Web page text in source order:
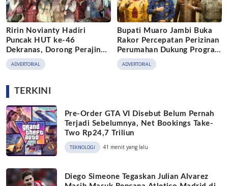
Ririn Novianty Hadiri
Puncak HUT ke-46
Dekranas, Dorong Perajin
Muaro Jambi Naik Kelas
ADVERTORIAL
Bupati Muaro Jambi Buka
Rakor Percepatan Perizinan
Perumahan Dukung Program
3 Juta Rumah
ADVERTORIAL
TERKINI
Pre-Order GTA VI Disebut Belum Pernah
Terjadi Sebelumnya, Net Bookings Take-
Two Rp24,7 Triliun
TEKNOLOGI 41 menit yang lalu
Diego Simeone Tegaskan Julian Alvarez